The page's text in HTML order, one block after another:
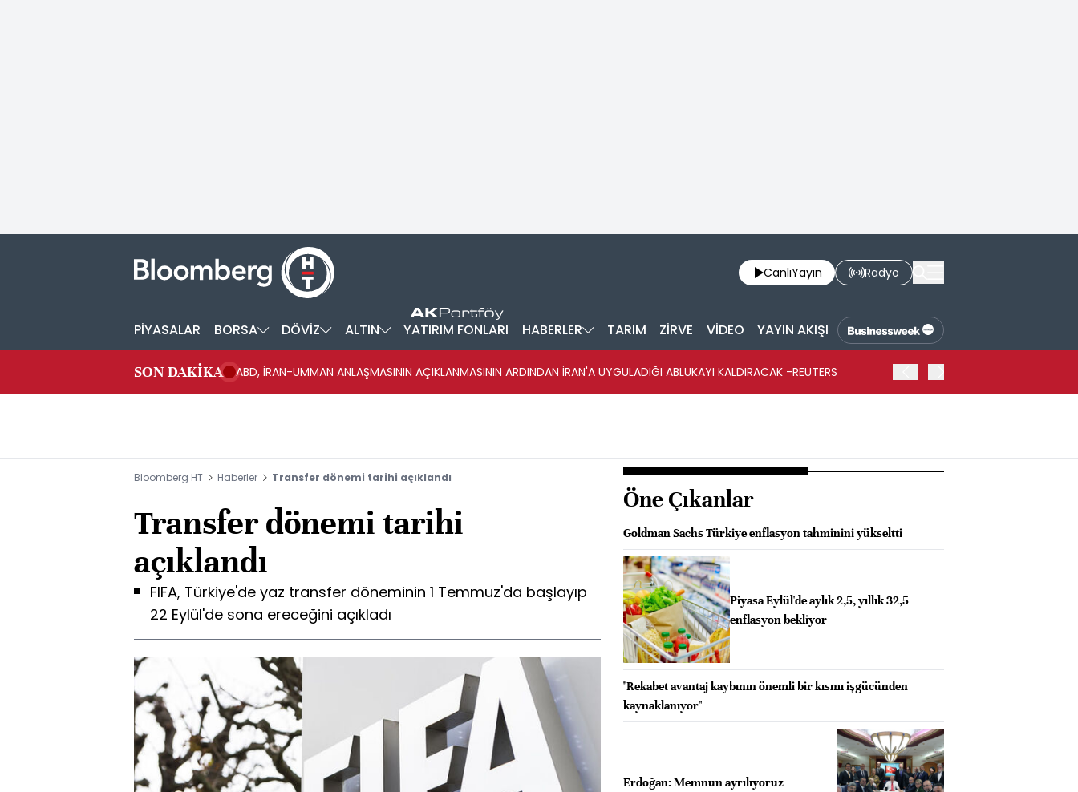
CanlıYayın Radyo
PİYASALAR BORSA DÖVİZ ALTIN YATIRIM FONLARI HABERLER TARIM ZİRVE VİDEO YAYIN AKIŞI
SON DAKİKA ABD, İRAN-UMMAN ANLAŞMASININ AÇIKLANMASININ ARDINDAN İRAN'A UYGULADIĞI ABLUKAYI KALDIRACAK -REUTERS
Bloomberg HT Haberler Transfer dönemi tarihi açıklandı
Transfer dönemi tarihi
açıklandı
FIFA, Türkiye'de yaz transfer döneminin 1 Temmuz'da başlayıp
22 Eylül'de sona ereceğini açıkladı
Öne Çıkanlar
Goldman Sachs Türkiye enflasyon tahminini yükseltti
Piyasa Eylül'de aylık 2,5, yıllık 32,5
enflasyon bekliyor
"Rekabet avantaj kaybının önemli bir kısmı işgücünden
kaynaklanıyor"
Erdoğan: Memnun ayrılıyoruz